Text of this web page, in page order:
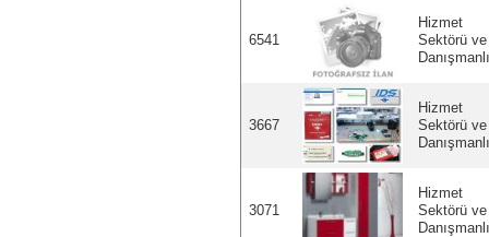
6541
Hizmet
Sektörü ve
3667
Hizmet
Sektörü ve
3071
Hizmet
Sektörü ve